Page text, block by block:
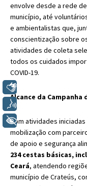
envolve desde a rede
município, até
e ambientalistas que,
conscientização sobre
atividades de coleta
todos os cuidados
COVID-19.
Alcance da
Com atividades
mobilização com
de apoio e segurança
234 cestas básicas,
Ceará, atendendo
município de Crateús,
+